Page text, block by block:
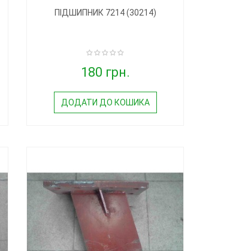
ПІДШИПНИК 7214 (30214)
180 грн.
ДОДАТИ ДО КОШИКА